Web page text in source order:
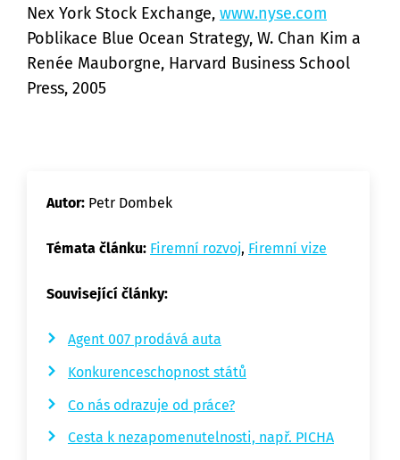
Nex York Stock Exchange, www.nyse.com
Poblikace Blue Ocean Strategy, W. Chan Kim a
Renée Mauborgne, Harvard Business School
Press, 2005
Autor: Petr Dombek
Témata článku: Firemní rozvoj, Firemní vize
Související články:
Agent 007 prodává auta
Konkurenceschopnost států
Co nás odrazuje od práce?
Cesta k nezapomenutelnosti, např. PICHA